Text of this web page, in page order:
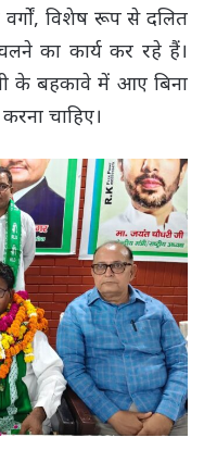
विशेष रूप से दलित
का कार्य कर रहे हैं।
के बहकावे में आए बिना
चाहिए।